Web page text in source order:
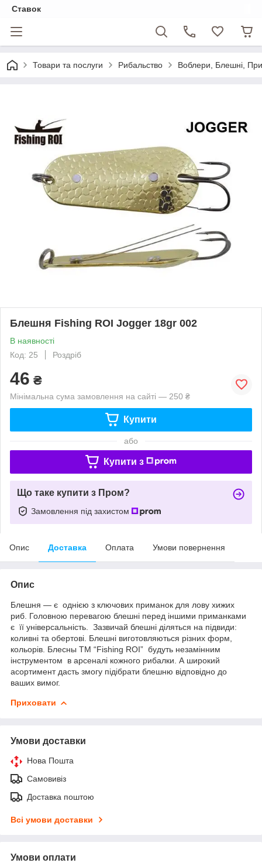
Ставок
Товари та послуги Рибальство Воблери, Блешні,
Блешня Fishing ROI Jogger 18gr 002
В наявності
Код: 25
Роздріб
46 ₴
Мінімальна сума замовлення на сайті — 250 ₴
Купити
або
Купити з
Що таке купити з Пром?
Замовлення під захистом
Опис Доставка Оплата Умови повернення
Опис
Блешня — є однією з ключових приманок для лову хижих
риб. Головною перевагою блешні перед іншими приманками
є її універсальність. Зазвичай блешні діляться на підвиди:
коливні та обертові. Блешні виготовляються різних форм,
кольорів. Блесны TM “Fishing ROI” будуть незамінним
інструментом в арсеналі кожного рибалки. А широкий
асортимент дасть змогу підібрати блешню відповідно до
ваших вимог.
Приховати
Умови доставки
Нова Пошта
Самовивіз
Доставка поштою
Всі умови доставки
Умови оплати